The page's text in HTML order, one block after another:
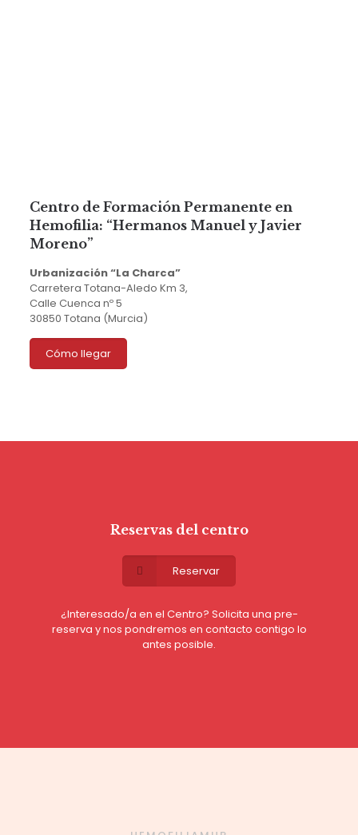
Centro de Formación Permanente en
Hemofilia: “Hermanos Manuel y Javier
Moreno”
Urbanización “La Charca”
Carretera Totana-Aledo Km 3,
Calle Cuenca nº 5
30850 Totana (Murcia)
Cómo llegar
Reservas del centro
Reservar
¿Interesado/a en el Centro? Solicita una pre-
reserva y nos pondremos en contacto contigo lo
antes posible.